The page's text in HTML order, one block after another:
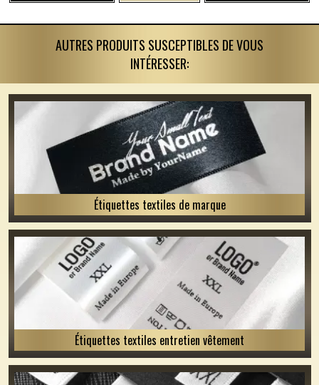
AUTRES PRODUITS SUSCEPTIBLES DE VOUS
INTÉRESSER:
Étiquettes textiles de marque
Étiquettes textiles entretien vêtement